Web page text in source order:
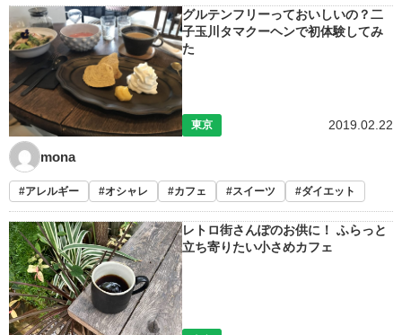
グルテンフリーっておいしいの？二
子玉川タマクーヘンで初体験してみ
た
東京 2019.02.22
mona
アレルギー オシャレ カフェ スイーツ ダイエット
レトロ街さんぽのお供に！ ふらっと
立ち寄りたい小さめカフェ